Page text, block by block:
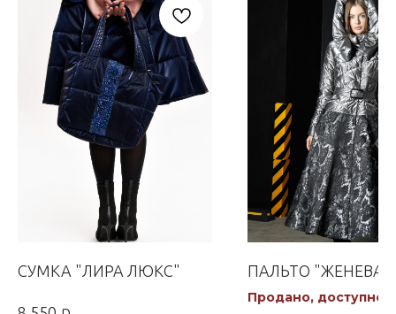
СУМКА "ЛИРА ЛЮКС" ПАЛЬТО "ЖЕНЕВА"
Продано, доступно к